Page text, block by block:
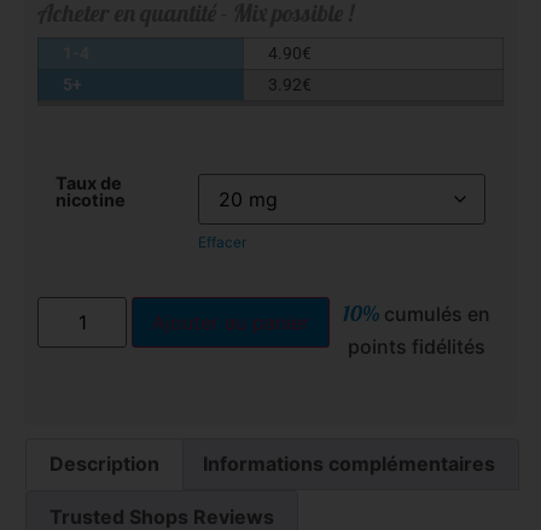
4.90€
5+
3.92€
Taux de
nicotine
Effacer
Ajouter au panier 10% cumulés en
points fidélités
Description Informations complémentaires
Trusted Shops Reviews